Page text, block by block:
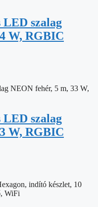
LED szalag
W, RGBIC
LED szalag
W, RGBIC